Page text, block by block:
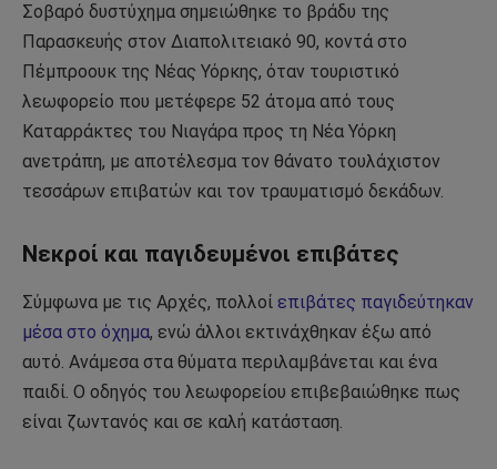
Σοβαρό δυστύχημα σημειώθηκε το βράδυ της
Παρασκευής στον Διαπολιτειακό 90, κοντά στο
Πέμπροουκ της Νέας Υόρκης, όταν τουριστικό
λεωφορείο που μετέφερε 52 άτομα από τους
Καταρράκτες του Νιαγάρα προς τη Νέα Υόρκη
ανετράπη, με αποτέλεσμα τον θάνατο τουλάχιστον
τεσσάρων επιβατών και τον τραυματισμό δεκάδων.
Νεκροί και παγιδευμένοι επιβάτες
Σύμφωνα με τις Αρχές, πολλοί επιβάτες παγιδεύτηκαν
μέσα στο όχημα, ενώ άλλοι εκτινάχθηκαν έξω από
αυτό. Ανάμεσα στα θύματα περιλαμβάνεται και ένα
παιδί. Ο οδηγός του λεωφορείου επιβεβαιώθηκε πως
είναι ζωντανός και σε καλή κατάσταση.